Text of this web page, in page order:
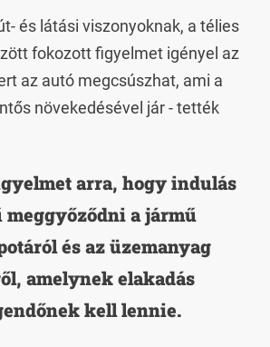
és látási viszonyoknak, a télies
fokozott figyelmet igényel az
az autó megcsúszhat, ami a
növekedésével jár - tették
arra, hogy indulás
meggyőződni a jármű
és az üzemanyag
amelynek elakadás
kell lennie.